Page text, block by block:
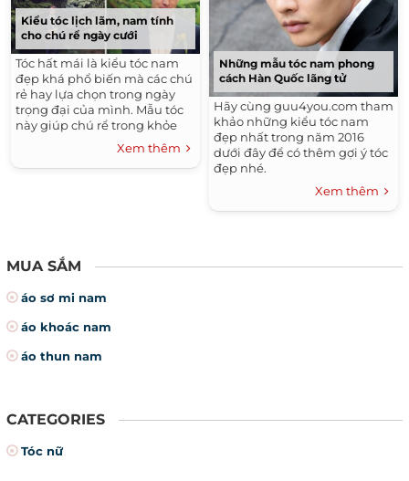
Tóc Uốn Xoăn Đẹp
Thời Trang Thu Đông Hàn Quốc 2015 - 2016
Tóc Ngắn Đẹp
Thời Trang Hè
Kiểu Tóc Đẹp
Thời Trang Nam Hè 2016
Xu Hướng Tóc Đẹp 2016
Những Kiểu Tóc Đẹp
Kiểu tóc lịch lãm, nam tính
cho chú rể ngày cưới
Tóc hất mái là kiểu tóc nam
đẹp khá phổ biến mà các chú
rẻ hay lựa chọn trong ngày
trọng đại của mình. Mẫu tóc
này giúp chú rể trong khỏe
khoắn nam tính mạnh mẽ
hơn. Đặc biệt mẫu tóc giúp
chú rể trông cao hơn khi sở
Xem thêm
Những mẫu tóc nam phong
cách Hàn Quốc lãng tử
Hãy cùng guu4you.com tham
khảo những kiểu tóc nam
đẹp nhất trong năm 2016
dưới đây để có thêm gợi ý tóc
đẹp nhé.
Xem thêm
MUA SẮM
áo sơ mi nam
áo khoác nam
áo thun nam
CATEGORIES
Tóc nữ